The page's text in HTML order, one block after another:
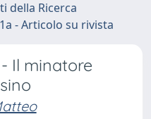
della Ricerca
1a - Articolo su rivista
Il minatore